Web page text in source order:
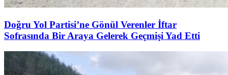
Doğru Yol Partisi’ne Gönül Verenler İftar
Sofrasında Bir Araya Gelerek Geçmişi Yad Etti